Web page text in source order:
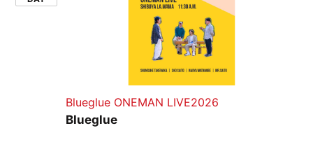
Blueglue ONEMAN LIVE2026
Blueglue